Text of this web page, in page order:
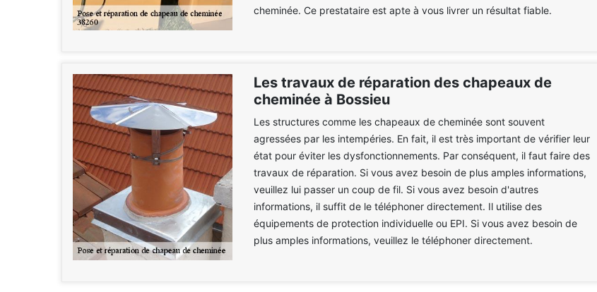
cheminée. Ce prestataire est apte à vous livrer un résultat fiable.
Les travaux de réparation des chapeaux de
cheminée à Bossieu
Les structures comme les chapeaux de cheminée sont souvent
agressées par les intempéries. En fait, il est très important de vérifier leur
état pour éviter les dysfonctionnements. Par conséquent, il faut faire des
travaux de réparation. Si vous avez besoin de plus amples informations,
veuillez lui passer un coup de fil. Si vous avez besoin d'autres
informations, il suffit de le téléphoner directement. Il utilise des
équipements de protection individuelle ou EPI. Si vous avez besoin de
plus amples informations, veuillez le téléphoner directement.